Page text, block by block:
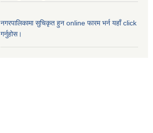
नगरपालिकामा सुचिकृत हुन online फारम भर्न यहाँ click
गर्नुहोस।